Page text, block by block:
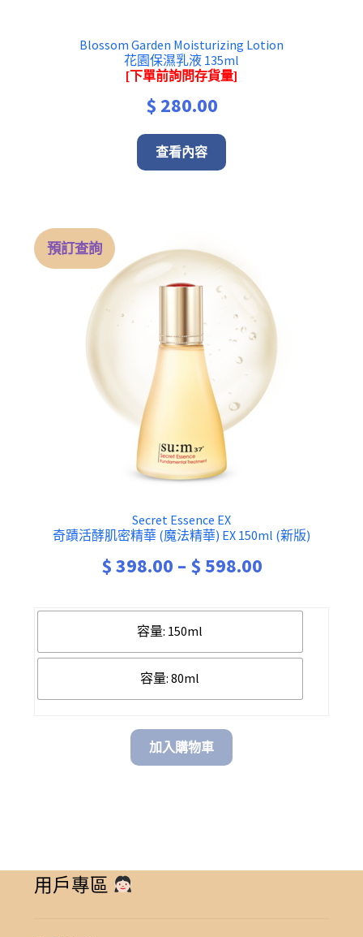
Blossom Garden Moisturizing Lotion
花園保濕乳液 135ml
[下單前詢問存貨量]
$ 280.00
查看內容
預訂查詢
Secret Essence EX
奇蹟活酵肌密精華 (魔法精華) EX 150ml (新版)
$398.00 – $598.00Price
through
容量: 150ml
容量: 80ml
加入購物車
用戶專區